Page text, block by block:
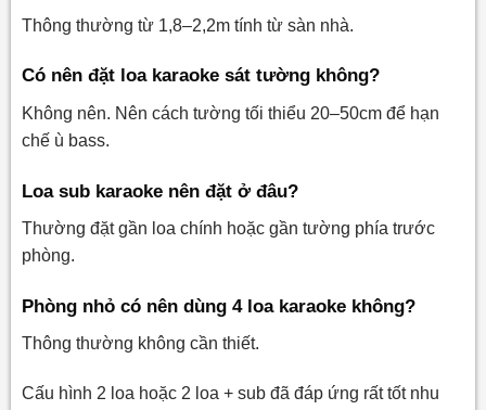
Thông thường từ 1,8–2,2m tính từ sàn nhà.
Có nên đặt loa karaoke sát tường không?
Không nên. Nên cách tường tối thiểu 20–50cm để hạn
chế ù bass.
Loa sub karaoke nên đặt ở đâu?
Thường đặt gần loa chính hoặc gần tường phía trước
phòng.
Phòng nhỏ có nên dùng 4 loa karaoke không?
Thông thường không cần thiết.
Cấu hình 2 loa hoặc 2 loa + sub đã đáp ứng rất tốt nhu